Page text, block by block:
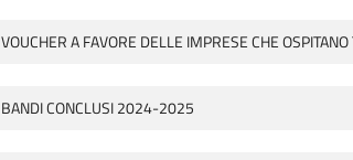
VOUCHER A FAVORE DELLE IMPRESE CHE
BANDI CONCLUSI 2024-2025